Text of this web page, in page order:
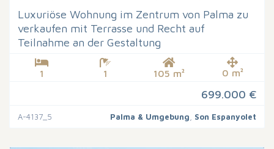
Luxuriöse Wohnung im Zentrum von Palma zu
verkaufen mit Terrasse und Recht auf
Teilnahme an der Gestaltung
1 1 105 m² 0 m²
699.000 €
A-4137_5 Palma & Umgebung Son Espanyolet